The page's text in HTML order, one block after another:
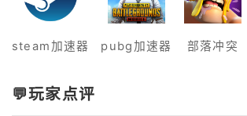
steam加速器 pubg加速器 部落冲突
💬玩家点评